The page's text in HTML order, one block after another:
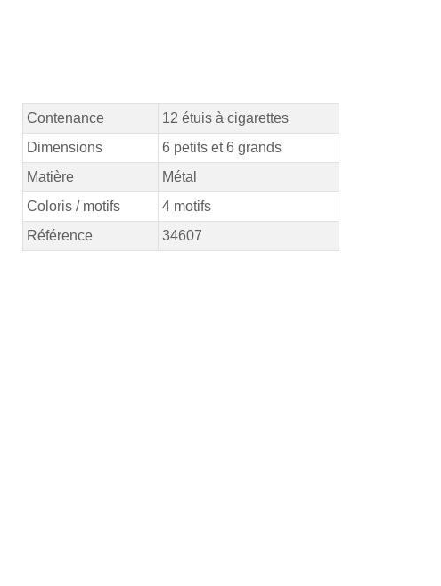
Contenance
12 étuis à cigarettes
Dimensions
6 petits et 6 grands
Matière
Métal
Coloris / motifs
4 motifs
Référence
34607